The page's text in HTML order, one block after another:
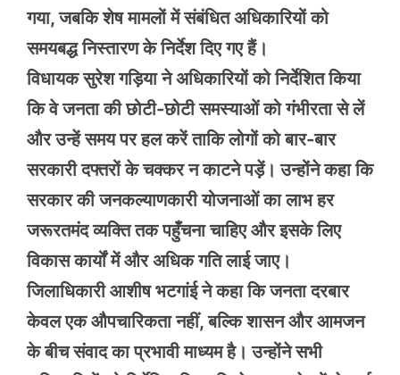
गया, जबकि शेष मामलों में संबंधित अधिकारियों को
समयबद्ध निस्तारण के निर्देश दिए गए हैं।
विधायक सुरेश गड़िया ने अधिकारियों को निर्देशित किया
कि वे जनता की छोटी-छोटी समस्याओं को गंभीरता से लें
और उन्हें समय पर हल करें ताकि लोगों को बार-बार
सरकारी दफ्तरों के चक्कर न काटने पड़ें। उन्होंने कहा कि
सरकार की जनकल्याणकारी योजनाओं का लाभ हर
जरूरतमंद व्यक्ति तक पहुँचना चाहिए और इसके लिए
विकास कार्यों में और अधिक गति लाई जाए।
जिलाधिकारी आशीष भटगांई ने कहा कि जनता दरबार
केवल एक औपचारिकता नहीं, बल्कि शासन और आमजन
के बीच संवाद का प्रभावी माध्यम है। उन्होंने सभी